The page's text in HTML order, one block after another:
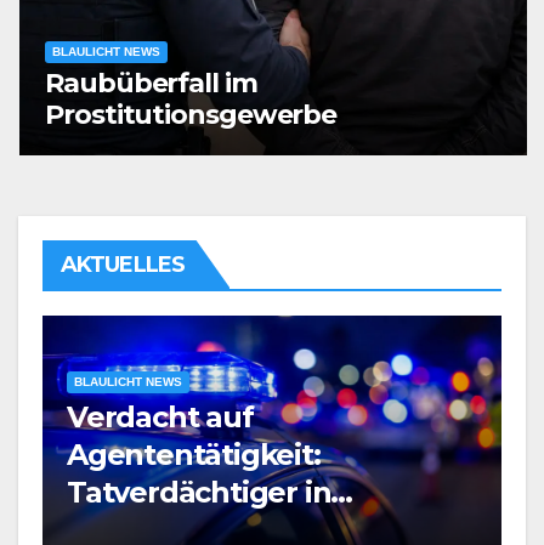
BLAULICHT NEWS
Raubüberfall im
Prostitutionsgewerbe
AKTUELLES
BLAULICHT NEWS
Raubüberfall im
Prostitutionsgewerbe